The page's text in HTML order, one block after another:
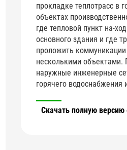
прокладке теплотрасс в
объектах
где тепловой пункт на-
основного здания и где
проложить
несколькими объектами.
наружные инженерные
горячего водоснабжения
Скачать полную версию